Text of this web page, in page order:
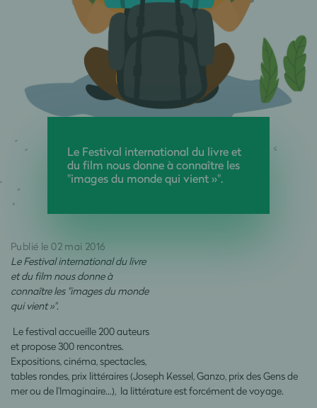
Le Festival international du livre et
du film nous donne à connaître les
"images du monde qui vient »".
Publié le 02 mai 2016
Le Festival international du livre
et du film nous donne à
connaître les "images du monde
qui vient »".
Le festival accueille 200 auteurs
et propose 300 rencontres.
Expositions, cinéma, spectacles,
tables rondes, prix littéraires (Joseph Kessel, Ganzo, prix des Gens de
mer ou de l’Imaginaire…), la littérature est forcément de voyage.